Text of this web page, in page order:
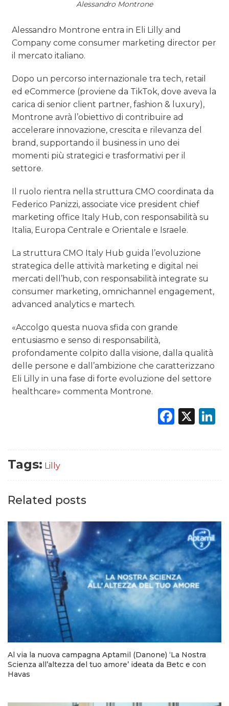
Alessandro Montrone
Alessandro Montrone entra in Eli Lilly and
Company come consumer marketing director per
il mercato italiano.
Dopo un percorso internazionale tra tech, retail
ed eCommerce (proviene da TikTok, dove aveva la
carica di senior client partner, fashion & luxury),
Montrone avrà l’obiettivo di contribuire ad
accelerare innovazione, crescita e rilevanza del
brand, supportando il business in uno dei
momenti più strategici e trasformativi per il
settore.
Il ruolo rientra nella struttura CMO coordinata da
Federico Panizzi, associate vice president chief
marketing office Italy Hub, con responsabilità su
Italia, Europa Centrale e Orientale e Israele.
La struttura CMO Italy Hub guida l’evoluzione
strategica delle attività marketing e digital nei
mercati dell’hub, con responsabilità integrate su
consumer marketing, omnichannel engagement,
advanced analytics e martech.
«Accolgo questa nuova sfida con grande
entusiasmo e senso di responsabilità,
profondamente colpito dalla visione, dalla qualità
delle persone e dall’ambizione che caratterizzano
Eli Lilly in una fase di forte evoluzione del settore
healthcare» commenta Montrone.
X
Tags: Lilly
Related posts
Al via la nuova campagna Aptamil (Danone) ‘La Nostra
Scienza all’altezza del tuo amore’ ideata da Betc e con
Havas